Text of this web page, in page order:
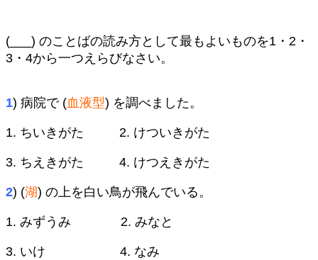
(___) のことばの読み方として最もよいものを1・2・
3・4から一つえらびなさい。
1) 病院で (血液型) を調べました。
1. ちいきがた 2. けついきがた
3. ちえきがた 4. けつえきがた
2) (湖) の上を白い鳥が飛んでいる。
1. みずうみ 2. みなと
3. いけ 4. なみ